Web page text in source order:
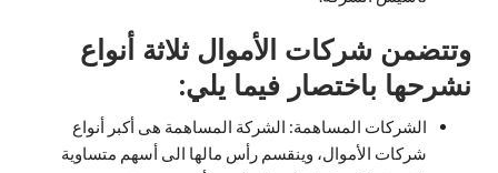
وتتضمن شركات الأموال ثلاثة أنواع
نشرحها باختصار فيما يلي:
الشركات المساهمة: الشركة المساهمة هى أكبر أنواع
شركات الأموال، وينقسم رأس مالها الى أسهم متساوية